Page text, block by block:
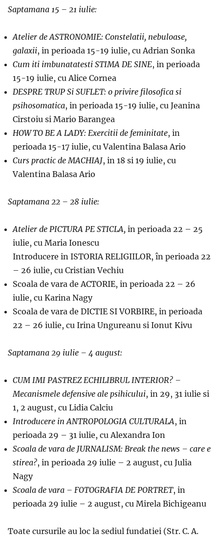
Saptamana 15 – 21 iulie:
Atelier de ASTRONOMIE: Constelatii, nebuloase,
galaxii, in perioada 15-19 iulie, cu Adrian Sonka
Cum iti imbunatatesti STIMA DE SINE, in perioada
15-19 iulie, cu Alice Cornea
DESPRE TRUP Si SUFLET: o privire filosofica si
psihosomatica, in perioada 15-19 iulie, cu Jeanina
Cirstoiu si Mario Barangea
HOW TO BE A LADY: Exercitii de feminitate, in
perioada 15-17 iulie, cu Valentina Balasa Ario
Curs practic de MACHIAJ, in 18 si 19 iulie, cu
Valentina Balasa Ario
Saptamana 22 – 28 iulie:
Atelier de PICTURA PE STICLA, in perioada 22 – 25
iulie, cu Maria Ionescu
Introducere in ISTORIA RELIGIILOR, în perioada 22
– 26 iulie, cu Cristian Vechiu
Scoala de vara de ACTORIE, in perioada 22 – 26
iulie, cu Karina Nagy
Scoala de vara de DICTIE SI VORBIRE, in perioada
22 – 26 iulie, cu Irina Ungureanu si Ionut Kivu
Saptamana 29 iulie – 4 august:
CUM IMI PASTREZ ECHILIBRUL INTERIOR? –
Mecanismele defensive ale psihicului, in 29, 31 iulie si
1, 2 august, cu Lidia Calciu
Introducere in ANTROPOLOGIA CULTURALA, in
perioada 29 – 31 iulie, cu Alexandra Ion
Scoala de vara de JURNALISM: Break the news – care e
stirea?, in perioada 29 iulie – 2 august, cu Julia
Nagy
Scoala de vara – FOTOGRAFIA DE PORTRET, in
perioada 29 iulie – 2 august, cu Mirela Bichigeanu
Toate cursurile au loc la sediul fundatiei (Str. C. A.